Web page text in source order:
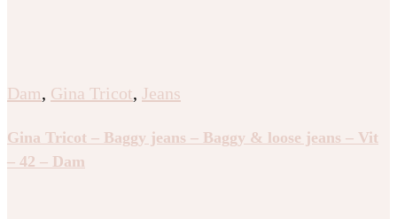
Dam, Gina Tricot, Jeans
Gina Tricot – Baggy jeans – Baggy & loose jeans – Vit
– 42 – Dam